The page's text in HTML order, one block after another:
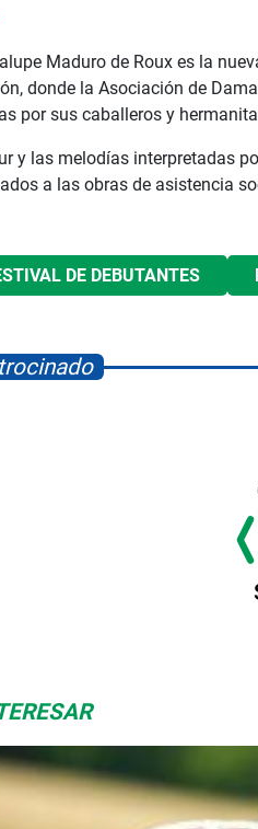
Maduro de Roux es la
donde la Asociación de
por sus caballeros y
y las melodías interpretadas
a las obras de asistencia
DE DEBUTANTES